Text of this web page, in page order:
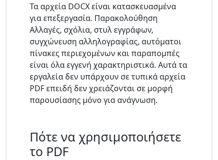
Τα αρχεία DOCX είναι κατασκευασμένα
για επεξεργασία. Παρακολούθηση
Αλλαγές, σχόλια, στυλ εγγράφων,
συγχώνευση αλληλογραφίας, αυτόματοι
πίνακες περιεχομένων και παραπομπές
είναι όλα εγγενή χαρακτηριστικά. Αυτά τα
εργαλεία δεν υπάρχουν σε τυπικά αρχεία
PDF επειδή δεν χρειάζονται σε μορφή
παρουσίασης μόνο για ανάγνωση.
Πότε να χρησιμοποιήσετε
το PDF